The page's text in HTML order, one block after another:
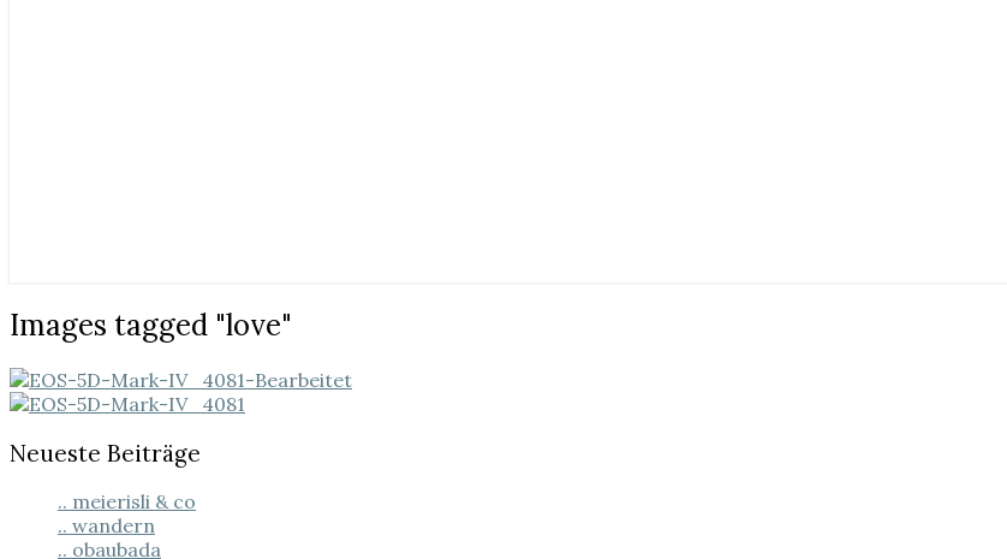
Images
tagged
"love"
Images tagged "love"
Neueste Beiträge
.. meierisli & co
.. wandern
.. obaubada